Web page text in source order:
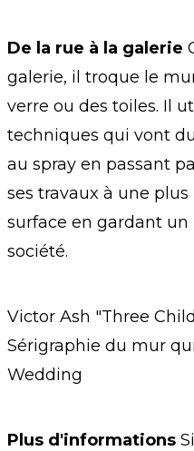
De la rue à la galerie
galerie, il troque le
verre ou des toiles. Il
techniques qui vont
au spray en passant
ses travaux à une
surface en gardant
société.
Victor Ash "Three
Sérigraphie du mur
Wedding
Plus d'informations